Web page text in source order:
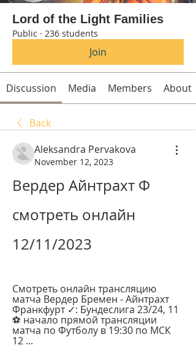
Lord of the Light Families
Public · 236 students
Join
Discussion Media Members About
Back
Aleksandra Pervakova
November 12, 2023
Вердер Айнтрахт Ф
смотреть онлайн
12/11/2023
Смотреть онлайн трансляцию
матча Вердер Бремен - Айнтрахт
Франкфурт ✓: Бундеслига 23/24, 11
⚽ начало прямой трансляции
матча по Футболу в 19:30 по МСК
12 ...